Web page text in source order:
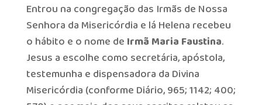
Entrou na congregação das Irmãs de Nossa
Senhora da Misericórdia e lá Helena recebeu
o hábito e o nome de Irmã Maria Faustina.
Jesus a escolhe como secretária, apóstola,
testemunha e dispensadora da Divina
Misericórdia (conforme Diário, 965; 1142; 400;